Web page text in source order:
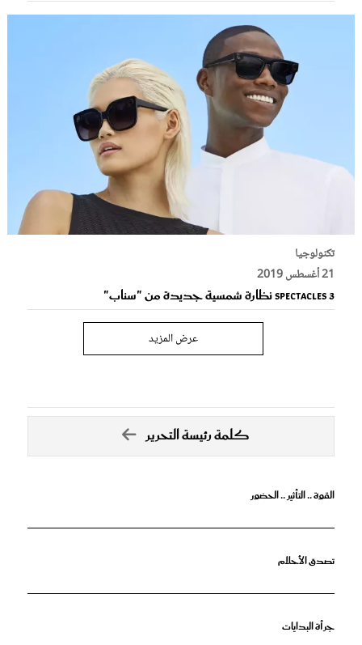
تكنولوجيا
21 أغسطس 2019
Spectacles 3 نظارة شمسية جديدة من "سناب"
عرض المزيد
كلمة رئيسة التحرير
القوة .. التأثير .. الحضور
تصدق الأحلام
جرأة البدايات